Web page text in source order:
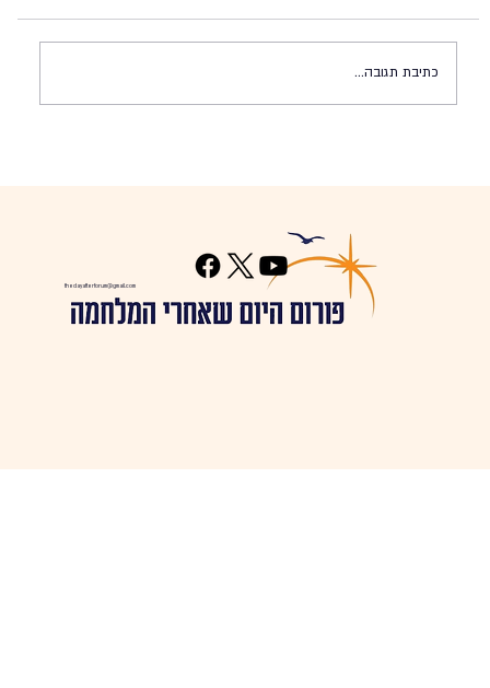
כתיבת תגובה...
thedayafterforum@gmail.com